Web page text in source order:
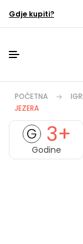
Gdje kupiti?
3+
Godine
POČETNA
JEZERA